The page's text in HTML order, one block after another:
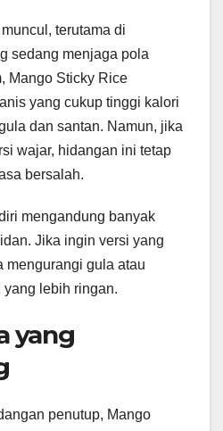
terutama di
sedang menjaga pola
Mango Sticky Rice
yang cukup tinggi kalori
dan santan. Namun, jika
wajar, hidangan ini tetap
bersalah.
mengandung banyak
Jika ingin versi yang
mengurangi gula atau
lebih ringan.
yang
penutup, Mango